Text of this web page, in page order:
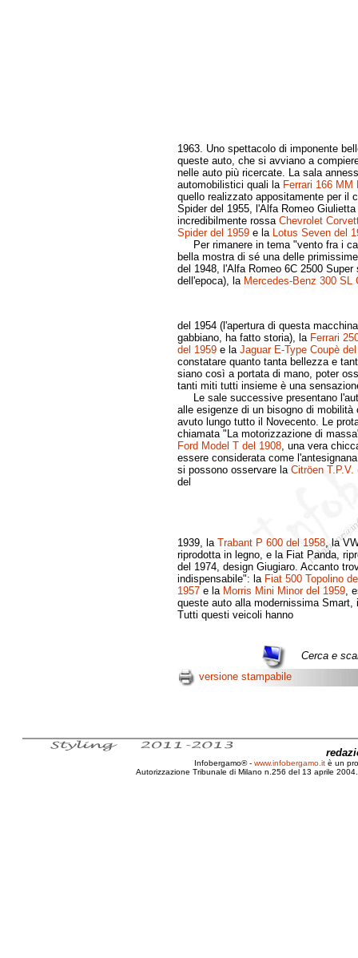
1963. Uno spettacolo di imponente
queste auto, che si avviano a
nelle auto più ricercate. La sala
automobilistici quali la Ferrari 166 MM
quello realizzato appositamente per il
Spider del 1955, l'Alfa Romeo
incredibilmente rossa Chevrolet
Spider del 1959e la Lotus Seven del
Per rimanere in tema "vento fra i
bella mostra di sé una delle
del 1948, l'Alfa Romeo 6C 2500
dell'epoca), la Mercedes-Benz 300 SL
del 1954 (l'apertura di questa
gabbiano, ha fatto storia), la Ferrari
del 1959e la Jaguar E-Type Coupè
constatare quanto tanta bellezza e
siano così a portata di mano, poter
tanti miti tutti insieme è una
Le sale successive presentano
alle esigenze di un bisogno di mobilità
avuto lungo tutto il Novecento. Le
chiamata "La motorizzazione di
Ford Model T del 1908, una vera
essere considerata come
si possono osservare la Citröen T.P.V.
del
1939, la Trabant P 600 del 1958, la
riprodotta in legno, e la Fiat Panda,
del 1974, design Giugiaro. Accanto
indispensabile": la Fiat 500 Topolino
1957e la Morris Mini Minor del 1959,
queste auto alla modernissima
Tutti questi veicoli hanno
Cerca e
versione stampabile
Infobergamo® - www.infobergamo.it è un
Autorizzazione Tribunale di Milano n.256 del 13 aprile